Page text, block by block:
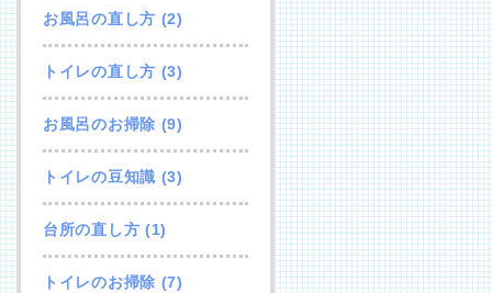
お風呂の直し方 (2)
トイレの直し方 (3)
お風呂のお掃除 (9)
トイレの豆知識 (3)
台所の直し方 (1)
トイレのお掃除 (7)